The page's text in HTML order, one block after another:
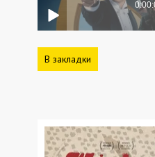
В закладки